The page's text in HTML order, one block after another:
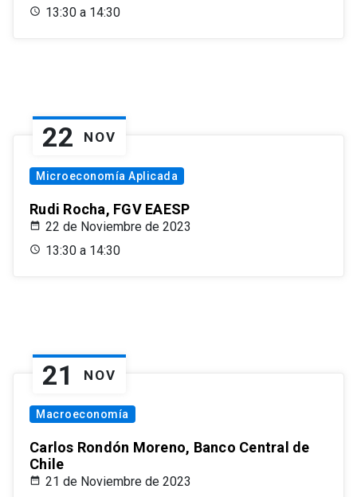
13:30 a 14:30
22 NOV
Microeconomía Aplicada
Rudi Rocha, FGV EAESP
22 de Noviembre de 2023
13:30 a 14:30
21 NOV
Macroeconomía
Carlos Rondón Moreno, Banco Central de
Chile
21 de Noviembre de 2023